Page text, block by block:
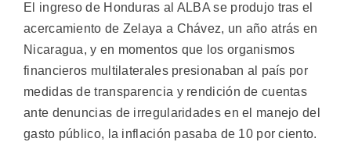
El ingreso de Honduras al ALBA se produjo tras el
acercamiento de Zelaya a Chávez, un año atrás en
Nicaragua, y en momentos que los organismos
financieros multilaterales presionaban al país por
medidas de transparencia y rendición de cuentas
ante denuncias de irregularidades en el manejo del
gasto público, la inflación pasaba de 10 por ciento.